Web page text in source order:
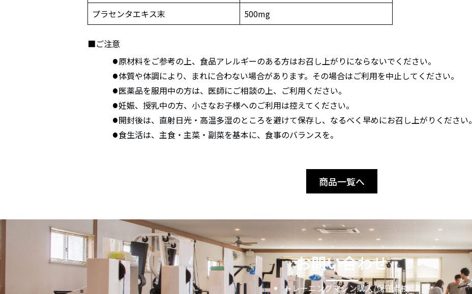
プラセンタエキス末
500mg
■ご注意
原材料をご参考の上、食品アレルギーのある方はお召し上がりにならないでください。
体質や体調により、まれに合わない場合があります。その場合はご利用を中止してください。
医薬品を服用中の方は、医師にご相談の上、ご利用ください。
妊娠、授乳中の方、小さなお子様へのご利用は控えてください。
開封後は、直射日光・高温多湿のところを避けて保存し、なるべく早めにお召し上がりください。
食生活は、主食・主菜・副菜を基本に、食事のバランスを。
商品一覧へ
お問い合わせ
トレーニングマシン購入/保守点検